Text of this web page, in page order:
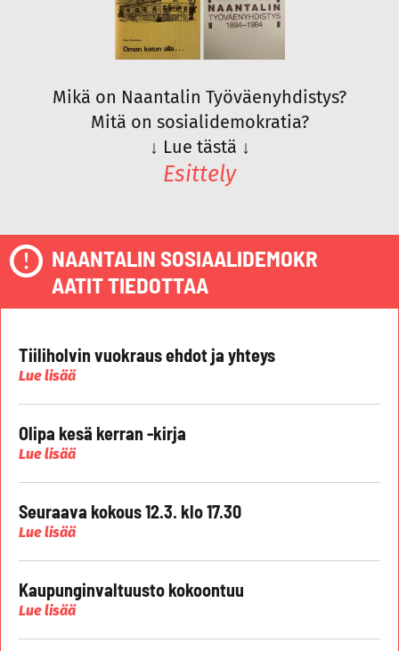
Mikä on Naantalin Työväenyhdistys?
Mitä on sosialidemokratia?
↓ Lue tästä ↓
Esittely
NAANTALIN SOSIAALIDEMOKR
AATIT TIEDOTTAA
Tiiliholvin vuokraus ehdot ja yhteys
Lue lisää
Olipa kesä kerran -kirja
Lue lisää
Seuraava kokous 12.3. klo 17.30
Lue lisää
Kaupunginvaltuusto kokoontuu
Lue lisää